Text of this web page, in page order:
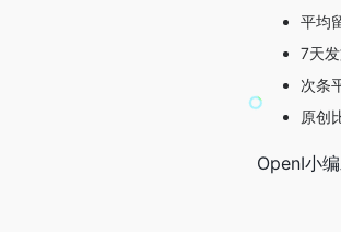
平均
7天
次条
原创
OpenI小